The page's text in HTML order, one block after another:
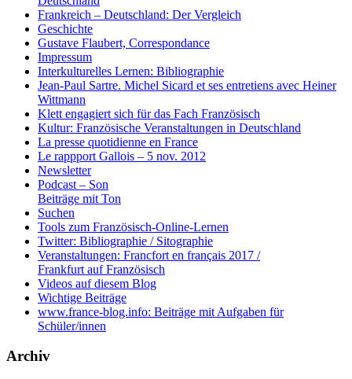
Frankreich – Deutschland: Der Vergleich
Geschichte
Gustave Flaubert, Correspondance
Impressum
Interkulturelles Lernen: Bibliographie
Jean-Paul Sartre. Michel Sicard et ses entretiens avec Heiner
Wittmann
Klett engagiert sich für das Fach Französisch
Kultur: Französische Veranstaltungen in Deutschland
La presse quotidienne en France
Le rappport Gallois – 5 nov. 2012
Newsletter
Podcast – Son
Beiträge mit Ton
Suchen
Tools zum Französisch-Online-Lernen
Twitter: Bibliographie / Sitographie
Veranstaltungen: Francfort en français 2017 /
Frankfurt auf Französisch
Videos auf diesem Blog
Wichtige Beiträge
www.france-blog.info: Beiträge mit Aufgaben für
Schüler/innen
Archiv